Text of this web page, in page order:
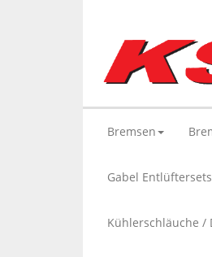
Bremsen
Gabel Entlüftersets
Kühlerschläuche /